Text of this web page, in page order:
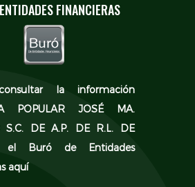
FINANCIERAS
la información
POPULAR JOSÉ MA.
S.C. DE A.P. DE R.L. DE
el
Buró de Entidades
aquí